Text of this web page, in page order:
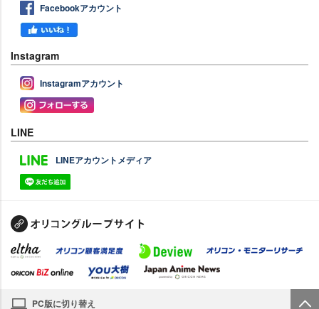
Facebookアカウント
Instagram
Instagramアカウント
LINE
LINEアカウントメディア
PC版に切り替え